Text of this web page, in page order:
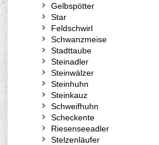
Gelbspötter
Star
Feldschwirl
Schwanzmeise
Stadttaube
Steinadler
Steinwälzer
Steinhuhn
Steinkauz
Schweifhuhn
Scheckente
Riesenseeadler
Stelzenläufer